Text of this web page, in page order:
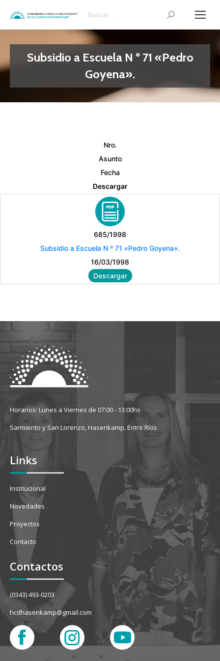
Search:
Subsidio a Escuela N º 71 «Pedro
Goyena».
Nro.
Asunto
Fecha
Descargar
685/1998
Subsidio a Escuela N º 71 «Pedro Goyena».
16/03/1998
Descargar
Horarios: Lunes a Viernes de 07:00 - 13:00hs
Sarmiento y San Lorenzo, Hasenkamp, Entre Ríos
Links
Institucional
Novedades
Proyectos
Contacto
Contactos
(0343) 493-0203
hcdhasenkamp@gmail.com